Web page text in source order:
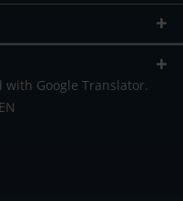
Google Translator.